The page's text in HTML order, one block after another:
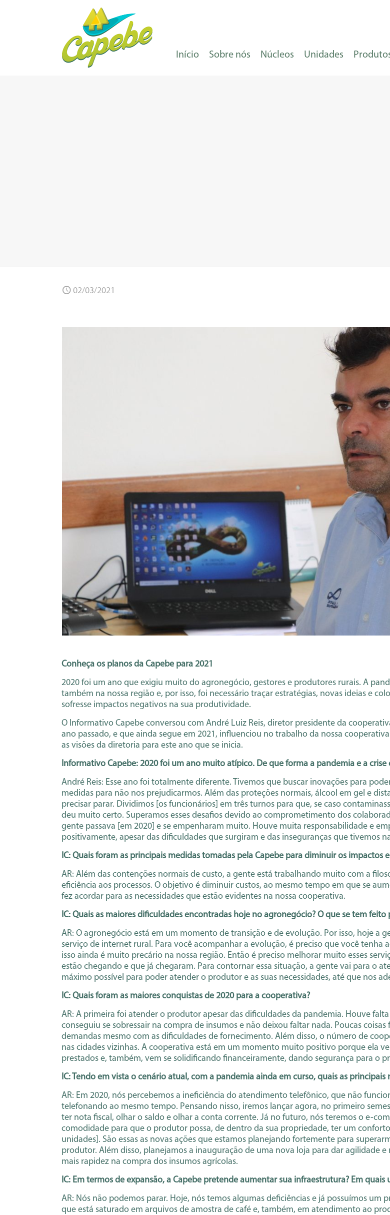
Início Sobre nós Núcleos Unidades
02/03/2021
Conheça os planos da Capebe para 2021
2020 foi um ano que exigiu muito do agronegócio, gestores e produtores rurais. A
também na nossa região e, por isso, foi necessário traçar estratégias, novas ideias e
sofresse impactos negativos na sua produtividade.
O Informativo Capebe conversou com André Luiz Reis, diretor presidente da
ano passado, e que ainda segue em 2021, influenciou no trabalho da nossa
as visões da diretoria para este ano que se inicia.
Informativo Capebe: 2020 foi um ano muito atípico. De que forma a pandemia e a
André Reis: Esse ano foi totalmente diferente. Tivemos que buscar inovações para
medidas para não nos prejudicarmos. Além das proteções normais, álcool em gel e
precisar parar. Dividimos [os funcionários] em três turnos para que, se caso
deu muito certo. Superamos esses desafios devido ao comprometimento dos
gente passava [em 2020] e se empenharam muito. Houve muita responsabilidade e
positivamente, apesar das dificuldades que surgiram e das inseguranças que tivemos
IC: Quais foram as principais medidas tomadas pela Capebe para diminuir os impactos
AR: Além das contenções normais de custo, a gente está trabalhando muito com a
eficiência aos processos. O objetivo é diminuir custos, ao mesmo tempo em que se
fez acordar para as necessidades que estão evidentes na nossa cooperativa.
IC: Quais as maiores dificuldades encontradas hoje no agronegócio? O que se tem
AR: O agronegócio está em um momento de transição e de evolução. Por isso, hoje
serviço de internet rural. Para você acompanhar a evolução, é preciso que você tenha
isso ainda é muito precário na nossa região. Então é preciso melhorar muito esses
estão chegando e que já chegaram. Para contornar essa situação, a gente vai para o
máximo possível para poder atender o produtor e as suas necessidades, até que nos
IC: Quais foram as maiores conquistas de 2020 para a cooperativa?
AR: A primeira foi atender o produtor apesar das dificuldades da pandemia. Houve
conseguiu se sobressair na compra de insumos e não deixou faltar nada. Poucas
demandas mesmo com as dificuldades de fornecimento. Além disso, o número de
nas cidades vizinhas. A cooperativa está em um momento muito positivo porque ela
prestados e, também, vem se solidificando financeiramente, dando segurança para o
IC: Tendo em vista o cenário atual, com a pandemia ainda em curso, quais as principais
AR: Em 2020, nós percebemos a ineficiência do atendimento telefônico, que não
telefonando ao mesmo tempo. Pensando nisso, iremos lançar agora, no primeiro
ter nota fiscal, olhar o saldo e olhar a conta corrente. Já no futuro, nós teremos o e-
comodidade para que o produtor possa, de dentro da sua propriedade, ter um
unidades]. São essas as novas ações que estamos planejando fortemente para
produtor. Além disso, planejamos a inauguração de uma nova loja para dar agilidade
mais rapidez na compra dos insumos agrícolas.
IC: Em termos de expansão, a Capebe pretende aumentar sua infraestrutura? Em quais
AR: Nós não podemos parar. Hoje, nós temos algumas deficiências e já possuímos
que está saturado em arquivos de amostra de café e, também, em atendimento ao